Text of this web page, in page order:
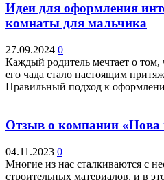
Идеи для оформления
комнаты для мальчика
27.09.2024 0
Каждый родитель мечтает о том,
его чада стало настоящим
Правильный подход к
Отзыв о компании «Нова
04.11.2023 0
Многие из нас сталкиваются с
строительных материалов, и в